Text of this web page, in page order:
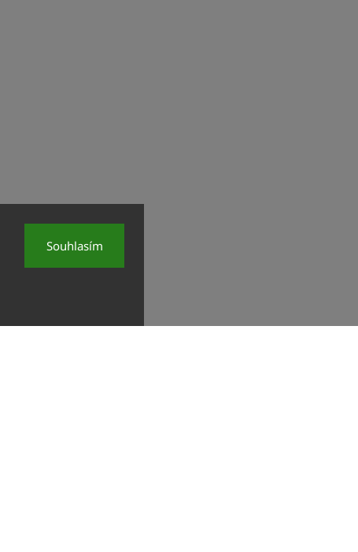
Souhlasím